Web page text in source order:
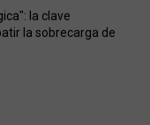
la clave
la sobrecarga de